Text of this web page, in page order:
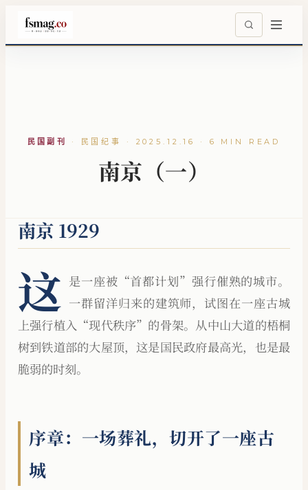
民国副刊 · 民国纪事 · 2025.12.16 · 6 MIN READ
南京（一）
南京 1929
这 是一座被“首都计划”强行催熟的城市。
一群留洋归来的建筑师，试图在一座古城
上强行植入“现代秩序”的骨架。从中山大道的梧桐
树到铁道部的大屋顶，这是国民政府最高光，也是最
脆弱的时刻。
序章：一场葬礼，切开了一座古
城